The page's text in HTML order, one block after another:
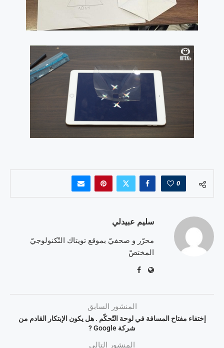
0
سليم عبيدلي
محرّر و صحفيّ بموقع تويتاك التّكنولوجيّ
المختصّ
المنشور السابق
إختفاء مفتاح المسافة في لوحة التّحكّم . هل يكون الإبتكار القادم من
شركة Google ?
المنشور التالي